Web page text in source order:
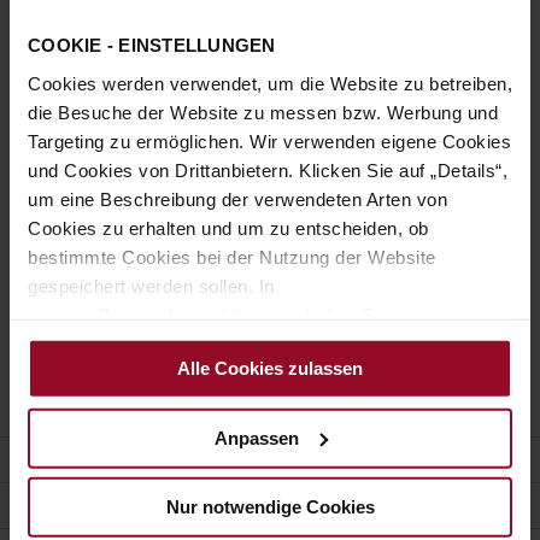
COOKIE - EINSTELLUNGEN
Cookies werden verwendet, um die Website zu betreiben,
die Besuche der Website zu messen bzw. Werbung und
Targeting zu ermöglichen. Wir verwenden eigene Cookies
und Cookies von Drittanbietern. Klicken Sie auf „Details“,
um eine Beschreibung der verwendeten Arten von
Cookies zu erhalten und um zu entscheiden, ob
bestimmte Cookies bei der Nutzung der Website
gespeichert werden sollen. In
Informationen.
Alle Cookies zulassen
Anpassen
Nur notwendige Cookies
Sign In
Forgot Your Password?
New Customers
Creating an account has many benefits: check out faster, keep
more than one address, track orders and more.
Create an Account
COSTUMER SERVICE